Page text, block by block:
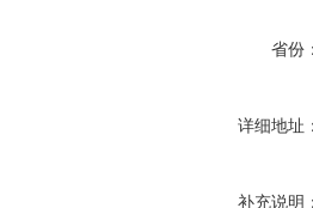
省份
详细地址
补充说明